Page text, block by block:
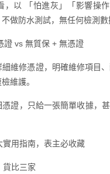
，以 「怕進灰」「影響操
做防水測試，無任何檢測數
證 vs 無質保 + 無憑證
維修憑證，明確維修項目
維護。
證，只給一張簡單收據，
實用指南，表主必收藏
貨比三家